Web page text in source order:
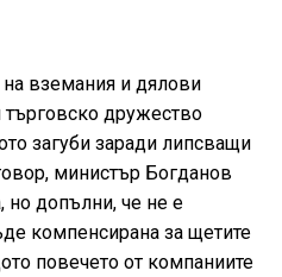
вземания и дялови
дружество
загуби заради липсващи
министър Богданов
но допълни, че не е
компенсирана за щетите
повечето от компаниите